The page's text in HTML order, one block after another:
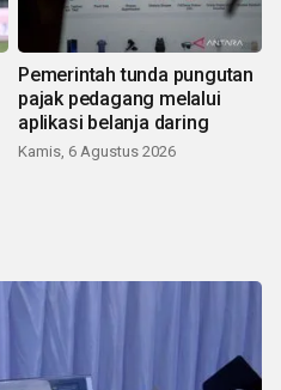
Pemerintah tunda pungutan
pajak pedagang melalui
aplikasi belanja daring
Kamis, 6 Agustus 2026